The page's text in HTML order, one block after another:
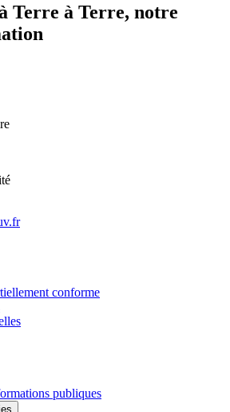
Terre à Terre, notre
conforme
publiques